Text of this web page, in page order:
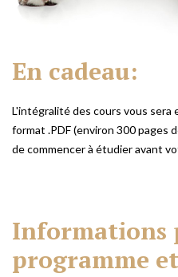
En cadeau:
L'intégralité des cours vous
format .PDF (environ 300 pages
de commencer à étudier avant
Informations
programme et